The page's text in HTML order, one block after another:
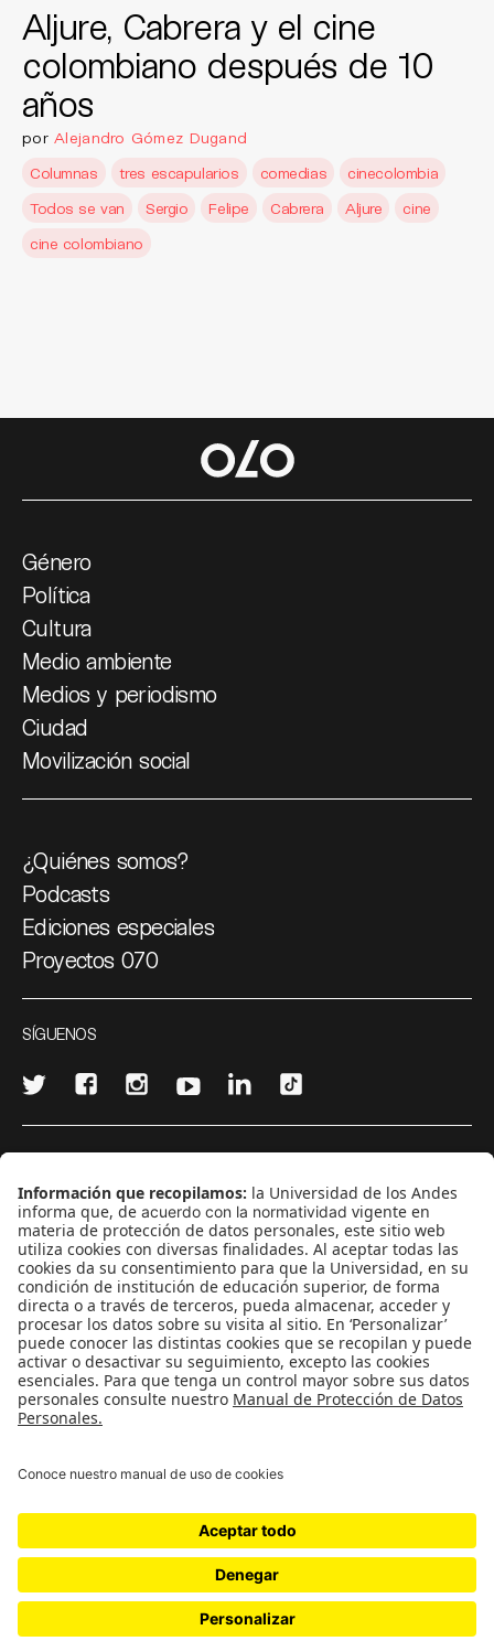
Aljure, Cabrera y el cine
colombiano después de 10
años
porAlejandro Gómez Dugand
Columnas
tres escapularios comedias
cinecolombia
Todos se van
Sergio Felipe Cabrera Aljure
cine
cine colombiano
Género
Política
Cultura
Medio ambiente
Medios y periodismo
Ciudad
Movilización social
¿Quiénes somos?
Podcasts
Ediciones especiales
Proyectos 070
SÍGUENOS
CONTÁCTANOS
cerosetenta@uniandes.edu.co
BOGOTÁ, COLOMBIA
NEWSLETTER